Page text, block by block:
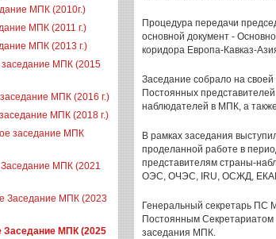
МПК (2010г.)
МПК (2011 г.)
МПК (2013 г.)
МПК (2015
МПК (2016 г.)
МПК (2018 г.)
заседание МПК
МПК (2021
Заседание МПК (2023
Заседание МПК (2025
Процедура передачи
основной документ -
коридора Европа-Кавказ-
Заседание собрало на
Постоянных
наблюдателей в МПК, а
В рамках заседания
проделанной работе в
представителям страны-
ОЭС, ОЧЭС, IRU, ОСЖД,
Генеральный секретарь ПС
Постоянным Секретариатом
заседания МПК.